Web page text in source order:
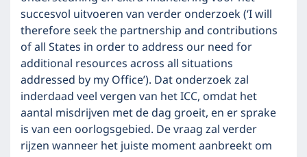
succesvol uitvoeren van verder onderzoek (‘I will
therefore seek the partnership and contributions
of all States in order to address our need for
additional resources across all situations
addressed by my Office’). Dat onderzoek zal
inderdaad veel vergen van het ICC, omdat het
aantal misdrijven met de dag groeit, en er sprake
is van een oorlogsgebied. De vraag zal verder
rijzen wanneer het juiste moment aanbreekt om